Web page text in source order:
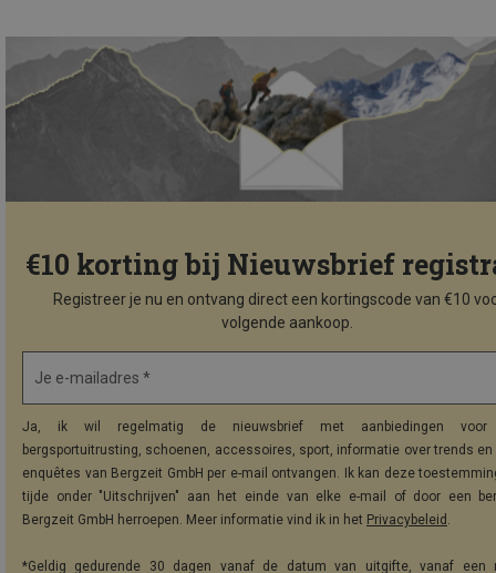
€10 korting bij Nieuwsbrief
Registreer je nu en ontvang direct een kortingscode van €10
volgende aankoop.
Je e-mailadres *
Ja, ik wil regelmatig de nieuwsbrief met aanbiedingen voor
bergsportuitrusting, schoenen, accessoires, sport, informatie over trends
enquêtes van Bergzeit GmbH per e-mail ontvangen. Ik kan deze
tijde onder "Uitschrijven" aan het einde van elke e-mail of door een
Bergzeit GmbH herroepen. Meer informatie vind ik in het Privacybeleid .
*Geldig gedurende 30 dagen vanaf de datum van uitgifte, vanaf een